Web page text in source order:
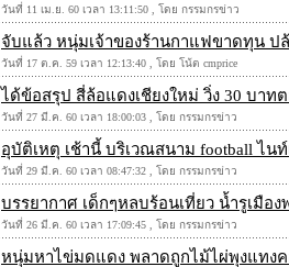
วันที่ 11 เม.ย. 60 เวลา 13:11:50 , โดย กรรมกรข่าว
จับแล้ว หนุ่มเจ้าของร้านกาแฟขาดทุน ปล้
วันที่ 17 ต.ค. 59 เวลา 12:13:40 , โดย โน้ต cmprice
ได้ข้อสรุป สี่ล้อแดงเชียงใหม่ วิ่ง 30 บาท
วันที่ 27 มี.ค. 60 เวลา 18:00:03 , โดย กรรมกรข่าว
อุบัติเหตุ เช้านี้ บริเวณสนาม football ไน
วันที่ 29 มี.ค. 60 เวลา 08:47:32 , โดย กรรมกรข่าว
บรรยากาศ เด็กๆหลบร้อนเที่ยว น้ำรูเมือง
วันที่ 26 มี.ค. 60 เวลา 17:09:45 , โดย กรรมกรข่าว
หนุ่มหาไข่มดแดง พลาดถูกไม้ไผ่พุงแทง